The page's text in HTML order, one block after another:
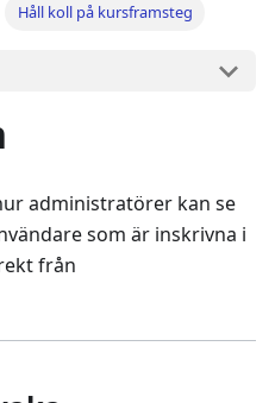
Håll koll på kursframsteg
administratörer kan se
som är inskrivna i
från